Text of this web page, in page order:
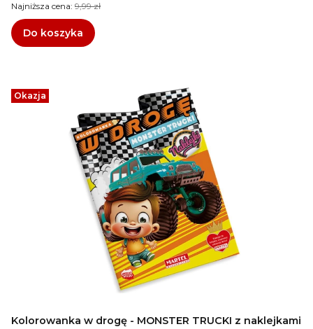
Najniższa cena: 9,99 zł
Do koszyka
Okazja
Kolorowanka w drogę - MONSTER TRUCKI z naklejkami